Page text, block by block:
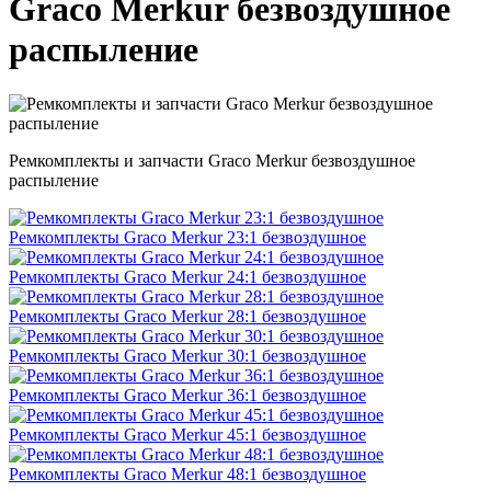
Graco Merkur безвоздушное
распыление
Ремкомплекты и запчасти Graco Merkur безвоздушное
распыление
Ремкомплекты Graco Merkur 23:1 безвоздушное
Ремкомплекты Graco Merkur 24:1 безвоздушное
Ремкомплекты Graco Merkur 28:1 безвоздушное
Ремкомплекты Graco Merkur 30:1 безвоздушное
Ремкомплекты Graco Merkur 36:1 безвоздушное
Ремкомплекты Graco Merkur 45:1 безвоздушное
Ремкомплекты Graco Merkur 48:1 безвоздушное